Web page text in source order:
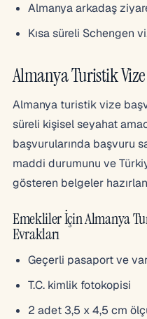
Almanya arkadaş
Kısa süreli Schengen
Almanya Turistik
Almanya turistik vize
süreli kişisel seyahat
başvurularında başvuru
maddi durumunu ve
gösteren belgeler
Emekliler İçin Almanya
Evrakları
Geçerli pasaport ve
T.C. kimlik fotokopisi
2 adet 3,5 x 4,5 cm